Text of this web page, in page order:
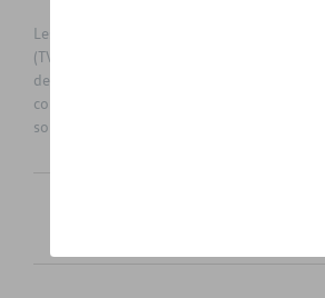
Les prix affichés sur le présent site sont des
(TVAc), hors éventuels frais de montage.
de vente actuel et les éventuels frais de
contacter votre concessionnaire/agent. Les
sont sujets à des changements sans préavis.